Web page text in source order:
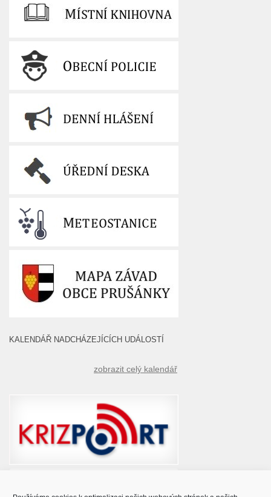
KALENDÁŘ NADCHÁZEJÍCÍCH UDÁLOSTÍ
zobrazit celý kalendář